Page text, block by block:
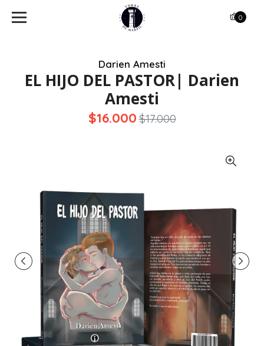
0
Darien Amesti
EL HIJO DEL PASTOR| Darien
Amesti
$16.000$17.000